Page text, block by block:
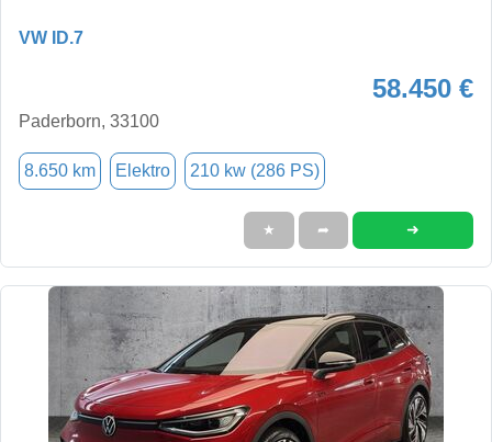
VW ID.7
58.450 €
Paderborn, 33100
8.650 km Elektro 210 kw (286 PS)
★ ➦ ➜